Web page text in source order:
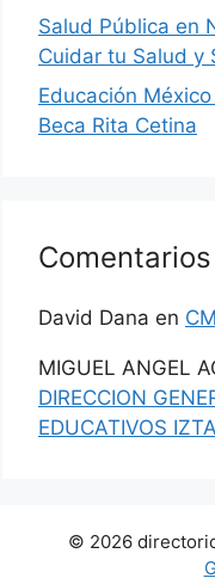
Salud Pública en
Cuidar tu Salud y
Educación
Beca Rita Cetina
David Dana en
MIGUEL ANGEL
DIRECCION
EDUCATIVOS
© 2026